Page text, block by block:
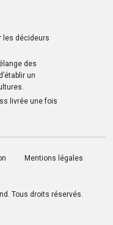
les décideurs
des
un
livrée une fois
Mentions légales
. Tous droits réservés.